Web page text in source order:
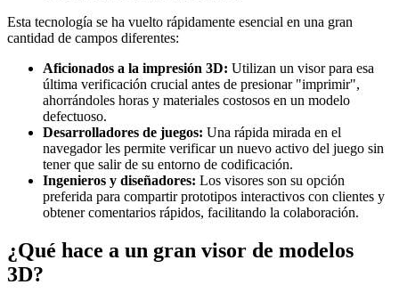
Esta tecnología se ha vuelto rápidamente esencial en una gran
cantidad de campos diferentes:
Aficionados a la impresión 3D: Utilizan un visor para esa
última verificación crucial antes de presionar "imprimir",
ahorrándoles horas y materiales costosos en un modelo
defectuoso.
Desarrolladores de juegos: Una rápida mirada en el
navegador les permite verificar un nuevo activo del juego sin
tener que salir de su entorno de codificación.
Ingenieros y diseñadores: Los visores son su opción
preferida para compartir prototipos interactivos con clientes y
obtener comentarios rápidos, facilitando la colaboración.
¿Qué hace a un gran visor de modelos
3D?